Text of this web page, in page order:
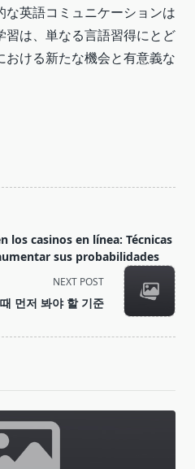
英語コミュニケーションは
は、単なる言語習得にとど
おける新たな機会と有意義な
los casinos en línea: Técnicas
sus probabilidades
NEXT POST
먼저 봐야 할 기준